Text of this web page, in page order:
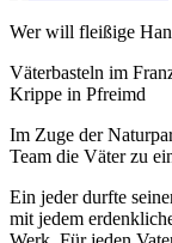
Wer will fleißige
Väterbasteln im
Krippe in Pfreimd
Im Zuge der
Team die Väter zu
Ein jeder durfte
mit jedem